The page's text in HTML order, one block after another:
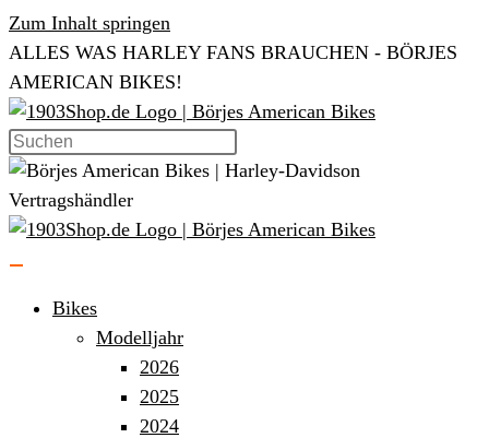
Zum Inhalt springen
ALLES WAS HARLEY FANS BRAUCHEN - BÖRJES
AMERICAN BIKES!
Bikes
Modelljahr
2026
2025
2024